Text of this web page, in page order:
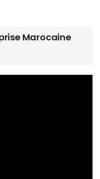
Marocaine